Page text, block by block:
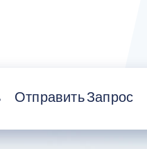
Отправить Запрос